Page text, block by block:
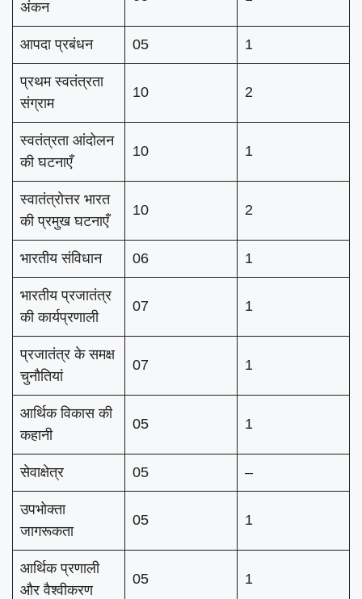
अंकन
आपदा प्रबंधन 05 1
प्रथम स्वतंत्रता
संग्राम
10 2
स्वतंत्रता आंदोलन
की घटनाएँ
10 1
स्वातंत्रोत्तर भारत
की प्रमुख घटनाएँ
10 2
भारतीय संविधान 06 1
भारतीय प्रजातंत्र
की कार्यप्रणाली
07 1
प्रजातंत्र के समक्ष
चुनौतियां
07 1
आर्थिक विकास की
कहानी
05 1
सेवाक्षेत्र 05 –
उपभोक्ता
जागरूकता
05 1
आर्थिक प्रणाली
और वैश्वीकरण
05 1